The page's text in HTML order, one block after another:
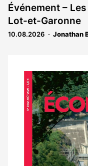
Événement –
Lot-et-Garonne
10.08.2026 Jonathan
Notre
dernier
magazine